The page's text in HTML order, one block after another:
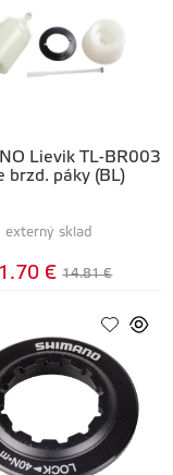
Lievik TL-BR003
brzd. páky (BL)
externý sklad
€ 14.81 €